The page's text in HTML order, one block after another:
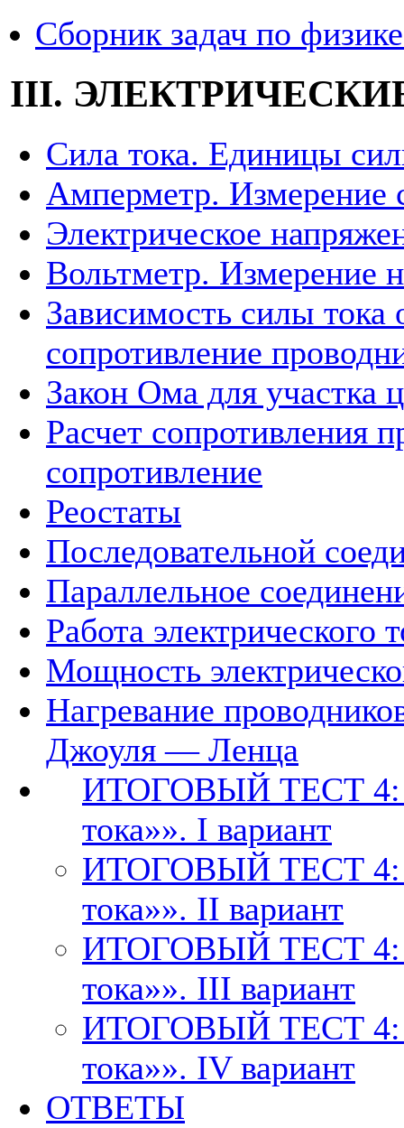
Сборник задач по
III.
Сила тока. Единицы
Амперметр. Измерение
Электрическое
Вольтметр. Измерение
Зависимость силы тока
сопротивление
Закон Ома для участка
Расчет сопротивления
сопротивление
Реостаты
Последовательной
Параллельное
Работа электрического
Мощность
Нагревание
Джоуля — Ленца
ИТОГОВЫЙ ТЕСТ 4:
тока»». I вариант
ИТОГОВЫЙ ТЕСТ 4:
тока»». II вариант
ИТОГОВЫЙ ТЕСТ 4:
тока»». III вариант
ИТОГОВЫЙ ТЕСТ 4:
тока»». IV вариант
ОТВЕТЫ